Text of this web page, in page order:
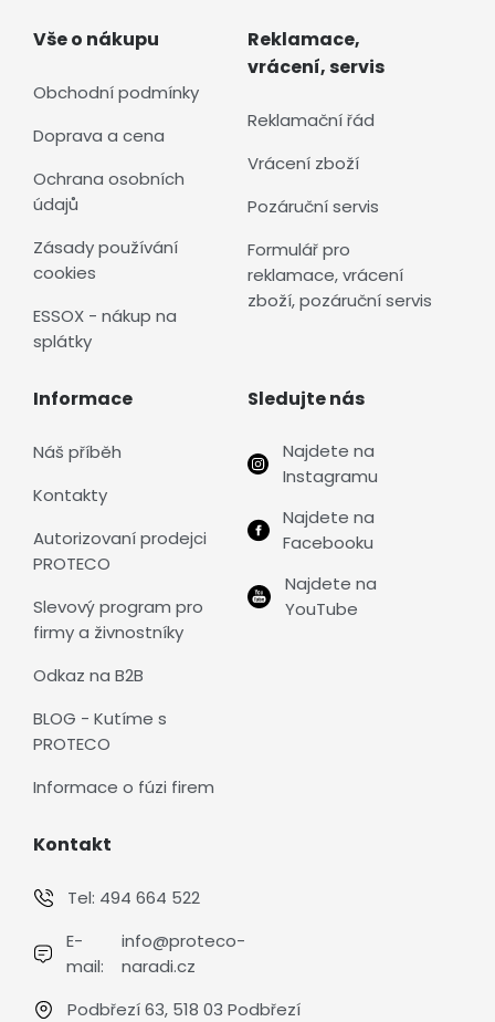
Vše o nákupu
Obchodní podmínky
Doprava a cena
Ochrana osobních
údajů
Zásady používání
cookies
ESSOX - nákup na
splátky
Reklamace,
vrácení, servis
Reklamační řád
Vrácení zboží
Pozáruční servis
Formulář pro
reklamace, vrácení
zboží, pozáruční servis
Informace
Náš příběh
Kontakty
Autorizovaní prodejci
PROTECO
Slevový program pro
firmy a živnostníky
Odkaz na B2B
BLOG - Kutíme s
PROTECO
Informace o fúzi firem
Sledujte nás
Najdete na
Instagramu
Najdete na
Facebooku
Najdete na
YouTube
Kontakt
Tel: 494 664 522
E-
mail:
info@proteco-
naradi.cz
Podbřezí 63, 518 03 Podbřezí